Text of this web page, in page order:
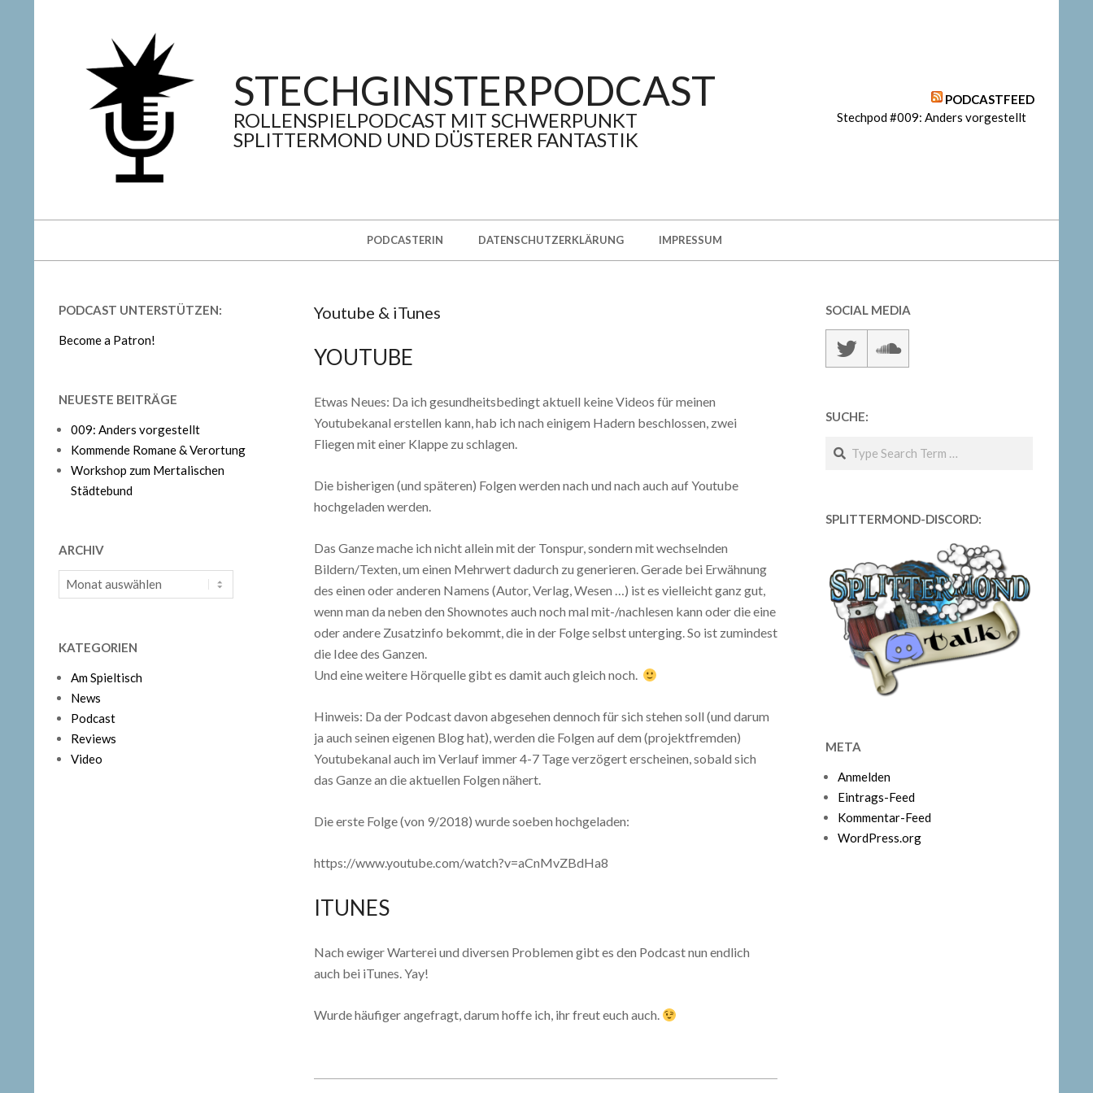
STECHGINSTERPODCAST
ROLLENSPIELPODCAST MIT SCHWERPUNKT
SPLITTERMOND UND DÜSTERER FANTASTIK
PODCASTFEED
Stechpod #009: Anders vorgestellt
PODCASTERIN DATENSCHUTZERKLÄRUNG IMPRESSUM
Youtube & iTunes
YOUTUBE
Etwas Neues: Da ich gesundheitsbedingt aktuell keine Videos für meinen
Youtubekanal erstellen kann, hab ich nach einigem Hadern beschlossen, zwei
Fliegen mit einer Klappe zu schlagen.
Die bisherigen (und späteren) Folgen werden nach und nach auch auf Youtube
hochgeladen werden.
Das Ganze mache ich nicht allein mit der Tonspur, sondern mit wechselnden
Bildern/Texten, um einen Mehrwert dadurch zu generieren. Gerade bei Erwähnung
des einen oder anderen Namens (Autor, Verlag, Wesen …) ist es vielleicht ganz gut,
wenn man da neben den Shownotes auch noch mal mit-/nachlesen kann oder die eine
oder andere Zusatzinfo bekommt, die in der Folge selbst unterging. So ist zumindest
die Idee des Ganzen.
Und eine weitere Hörquelle gibt es damit auch gleich noch.
Hinweis: Da der Podcast davon abgesehen dennoch für sich stehen soll (und darum
ja auch seinen eigenen Blog hat), werden die Folgen auf dem (projektfremden)
Youtubekanal auch im Verlauf immer 4-7 Tage verzögert erscheinen, sobald sich
das Ganze an die aktuellen Folgen nähert.
Die erste Folge (von 9/2018) wurde soeben hochgeladen:
https://www.youtube.com/watch?v=aCnMvZBdHa8
ITUNES
Nach ewiger Warterei und diversen Problemen gibt es den Podcast nun endlich
auch bei iTunes. Yay!
Wurde häufiger angefragt, darum hoffe ich, ihr freut euch auch.
PODCAST UNTERSTÜTZEN:
Become a Patron!
NEUESTE BEITRÄGE
009: Anders vorgestellt
Kommende Romane & Verortung
Workshop zum Mertalischen
Städtebund
ARCHIV
Archiv
KATEGORIEN
Am Spieltisch
News
Podcast
Reviews
Video
SOCIAL MEDIA
SUCHE:
Search
SPLITTERMOND-DISCORD:
META
Anmelden
Eintrags-Feed
Kommentar-Feed
WordPress.org